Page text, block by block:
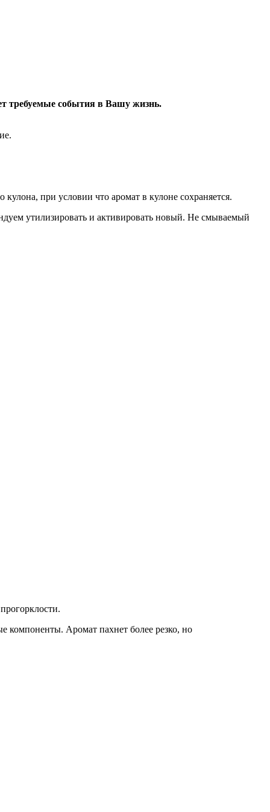
требуемые события в Вашу жизнь.
при условии что аромат в кулоне сохраняется.
утилизировать и активировать новый. Не смываемый
компоненты. Аромат пахнет более резко, но